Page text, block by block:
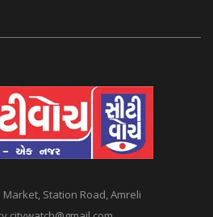
Station Road, Amreli